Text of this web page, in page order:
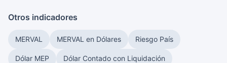
Otros indicadores
MERVAL MERVAL en Dólares Riesgo País
Dólar MEP Dólar Contado con Liquidación